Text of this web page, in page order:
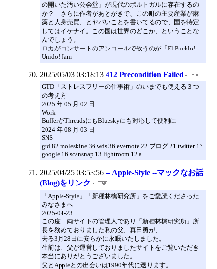
の開いた汚い公会堂」が現代のポルトガルに存在するの
か？ さらに作者があとがきで、この町の主要産業が麻
薬と人身売買、とヤバいことを書いてるので、国を特定
してはイケナイ。この国は世界のどこか、ということな
んでしょう。
ロカがコンサートのアンコールで歌うのが「El Pueblo!
Unido! Jam
2025/05/03 03:18:13 412 Precondition Failed
GTD「ストレスフリーの仕事術」のいまでも使える３つ
の考え方
2025 年 05 月 02 日
Work
BufferがThreadsにもBlueskyにも対応して便利に
2024 年 08 月 03 日
SNS
gtd 82 moleskine 36 wds 36 evernote 22 ブログ 21 twitter 17
google 16 scansnap 13 lightroom 12 a
2025/04/25 03:53:56 -- Apple-Style --マックなお話
(Blog)をリンク
「Apple-Style」「新種林檎研究所」をご愛読くださった
みなさまへ
2025-04-23
この度、両サイトの管理人であり「新種林檎研究所」所
長を務めておりました私の父、真田勇が、
去る3月28日に安らかに永眠いたしました。
生前は、父が運営しておりましたサイトをご覧いただき
本当にありがとうございました。
父とAppleとの出会いは1990年代に遡ります。